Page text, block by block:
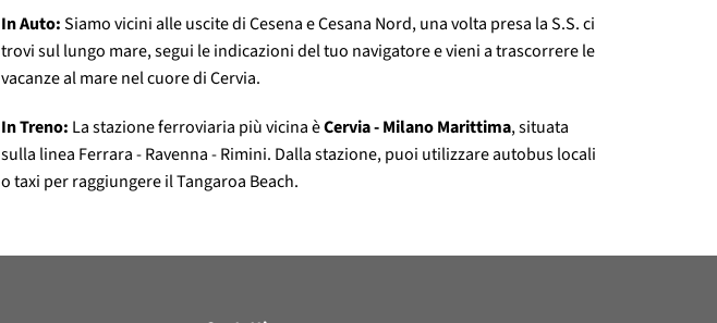
In Auto:Siamo vicini alle uscite di Cesena e Cesana Nord, una volta presa la S.S. ci
trovi sul lungo mare, segui le indicazioni del tuo navigatore e vieni a trascorrere le
vacanze al mare nel cuore di Cervia.
In Treno: La stazione ferroviaria più vicina èCervia - Milano Marittima, situata
sulla linea Ferrara - Ravenna - Rimini. Dalla stazione, puoi utilizzare autobus locali
o taxi per raggiungere il Tangaroa Beach.